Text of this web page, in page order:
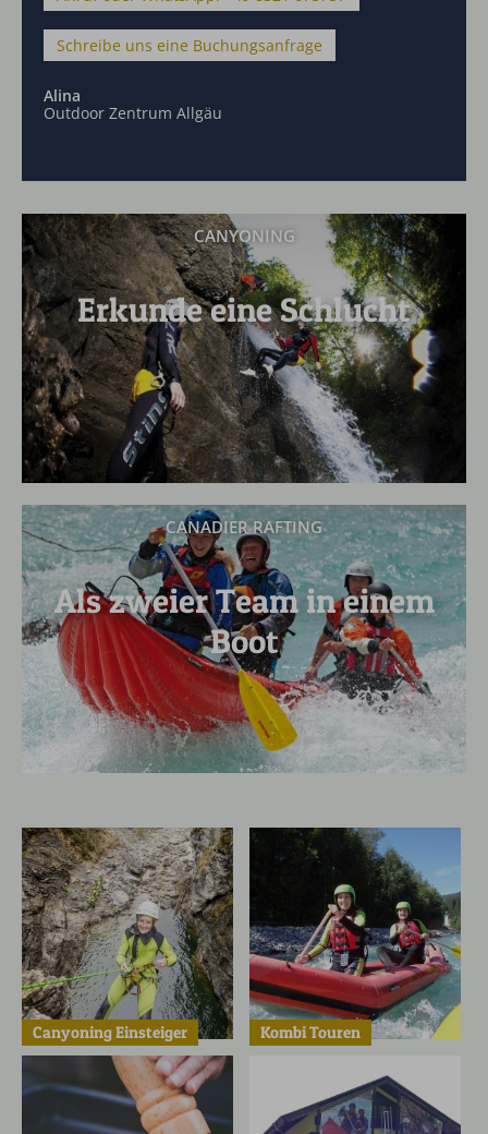
Schreibe uns eine Buchungsanfrage
Alina
Outdoor Zentrum Allgäu
CANYONING
Erkunde eine Schlucht
CANADIER RAFTING
Als zweier Team in einem
Boot
Canyoning Einsteiger Kombi Touren